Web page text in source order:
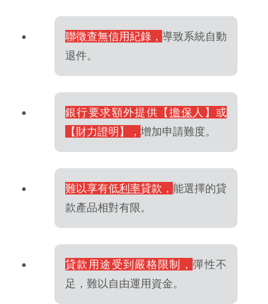
聯徵查無信用紀錄， 導致系統自動
退件。
銀行要求額外提供【擔保 人】或
【財力證明】， 增加申請難度。
難以享有低利率貸款， 能選擇的貸
款產品相對有限。
貸款用途受到嚴格限制，彈性不
足，難以自由運用資金。